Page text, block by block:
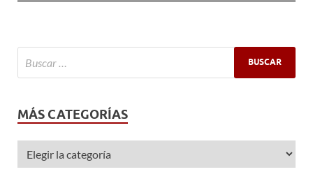
MÁS CATEGORÍAS